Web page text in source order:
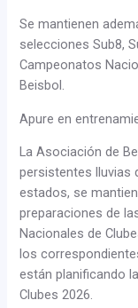
Se mantienen
selecciones Sub8,
Campeonatos
Beisbol.
Apure en
La Asociación de
persistentes lluvias
estados, se
preparaciones de
Nacionales de
los
están planificando
Clubes 2026.